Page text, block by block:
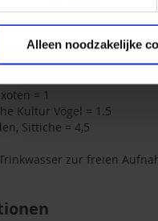
Alleen noodzakelijke
ml Wasser:
= 1
Kultur Vögel = 1.5
Sittiche = 4,5
zur freien